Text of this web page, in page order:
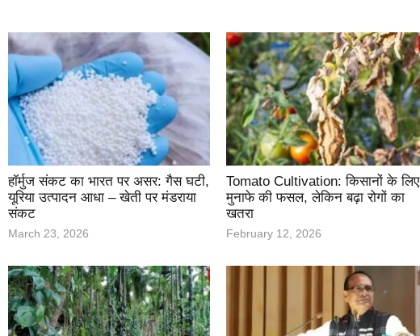
हॉर्मुज संकट का भारत पर असर: गैस घटी,
यूरिया उत्पादन आधा – खेती पर मंडराया
संकट
March 23, 2026
Tomato Cultivation: किसानों के लिए
मुनाफे की फसल, लेकिन बढ़ा रोगों का
खतरा
February 12, 2026